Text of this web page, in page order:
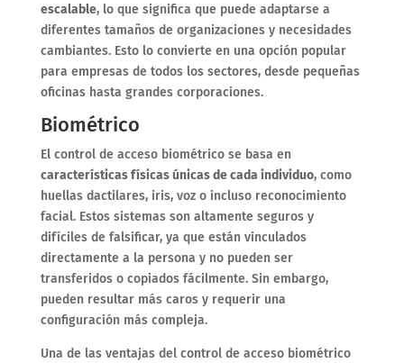
escalable, lo que significa que puede adaptarse a
diferentes tamaños de organizaciones y necesidades
cambiantes. Esto lo convierte en una opción popular
para empresas de todos los sectores, desde pequeñas
oficinas hasta grandes corporaciones.
Biométrico
El control de acceso biométrico se basa en
características físicas únicas de cada individuo, como
huellas dactilares, iris, voz o incluso reconocimiento
facial. Estos sistemas son altamente seguros y
difíciles de falsificar, ya que están vinculados
directamente a la persona y no pueden ser
transferidos o copiados fácilmente. Sin embargo,
pueden resultar más caros y requerir una
configuración más compleja.
Una de las ventajas del control de acceso biométrico